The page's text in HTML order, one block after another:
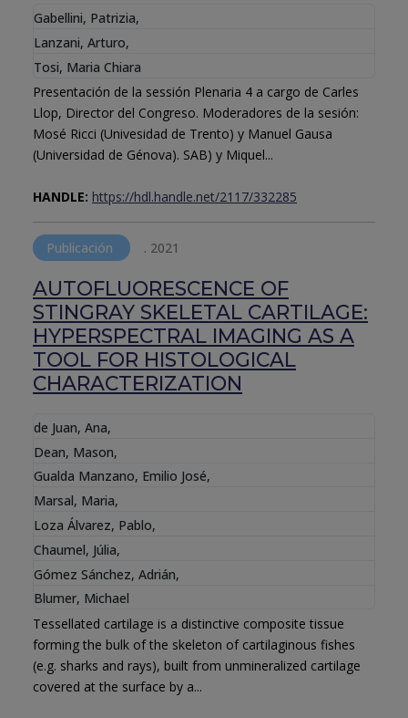
Gabellini, Patrizia,
Lanzani, Arturo,
Tosi, Maria Chiara
Presentación de la sessión Plenaria 4 a cargo de Carles
Llop, Director del Congreso. Moderadores de la sesión:
Mosé Ricci (Univesidad de Trento) y Manuel Gausa
(Universidad de Génova). SAB) y Miquel...
HANDLE: https://hdl.handle.net/2117/332285
Publicación . 2021
AUTOFLUORESCENCE OF
STINGRAY SKELETAL CARTILAGE:
HYPERSPECTRAL IMAGING AS A
TOOL FOR HISTOLOGICAL
CHARACTERIZATION
de Juan, Ana,
Dean, Mason,
Gualda Manzano, Emilio José,
Marsal, Maria,
Loza Álvarez, Pablo,
Chaumel, Júlia,
Gómez Sánchez, Adrián,
Blumer, Michael
Tessellated cartilage is a distinctive composite tissue
forming the bulk of the skeleton of cartilaginous fishes
(e.g. sharks and rays), built from unmineralized cartilage
covered at the surface by a...